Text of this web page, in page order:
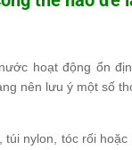
hoạt động ổn
nên lưu ý một số
túi nylon, tóc rối